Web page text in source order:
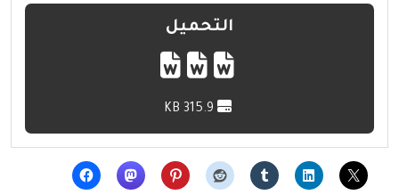
التحميل